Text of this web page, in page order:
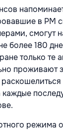
в РМ
смогут
более 180
только те
проживают
каждые
режима